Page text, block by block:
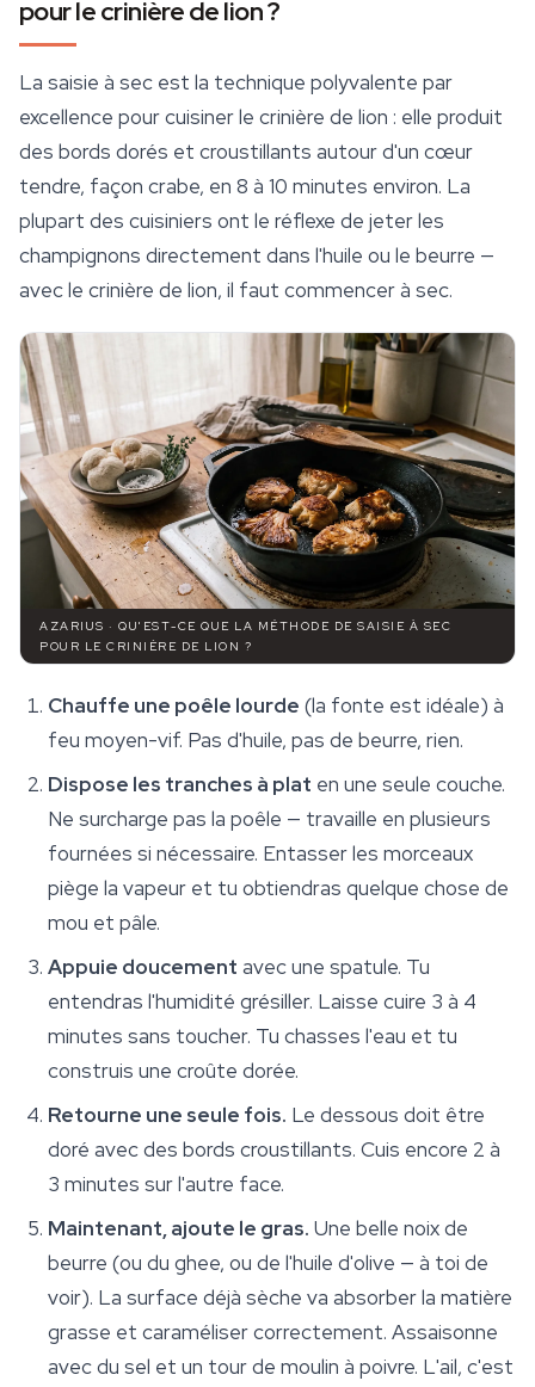
pour le crinière de lion ?
La saisie à sec est la technique polyvalente par
excellence pour cuisiner le crinière de lion : elle produit
des bords dorés et croustillants autour d'un cœur
tendre, façon crabe, en 8 à 10 minutes environ. La
plupart des cuisiniers ont le réflexe de jeter les
champignons directement dans l'huile ou le beurre —
avec le crinière de lion, il faut commencer à sec.
AZARIUS · QU'EST-CE QUE LA MÉTHODE DE SAISIE À SEC
POUR LE CRINIÈRE DE LION ?
Chauffe une poêle lourde (la fonte est idéale) à
feu moyen-vif. Pas d'huile, pas de beurre, rien.
Dispose les tranches à plat en une seule couche.
Ne surcharge pas la poêle — travaille en plusieurs
fournées si nécessaire. Entasser les morceaux
piège la vapeur et tu obtiendras quelque chose de
mou et pâle.
Appuie doucement avec une spatule. Tu
entendras l'humidité grésiller. Laisse cuire 3 à 4
minutes sans toucher. Tu chasses l'eau et tu
construis une croûte dorée.
Retourne une seule fois. Le dessous doit être
doré avec des bords croustillants. Cuis encore 2 à
3 minutes sur l'autre face.
Maintenant, ajoute le gras. Une belle noix de
beurre (ou du ghee, ou de l'huile d'olive — à toi de
voir). La surface déjà sèche va absorber la matière
grasse et caraméliser correctement. Assaisonne
avec du sel et un tour de moulin à poivre. L'ail, c'est